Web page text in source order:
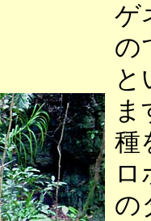
ゲ
の
と
種
の